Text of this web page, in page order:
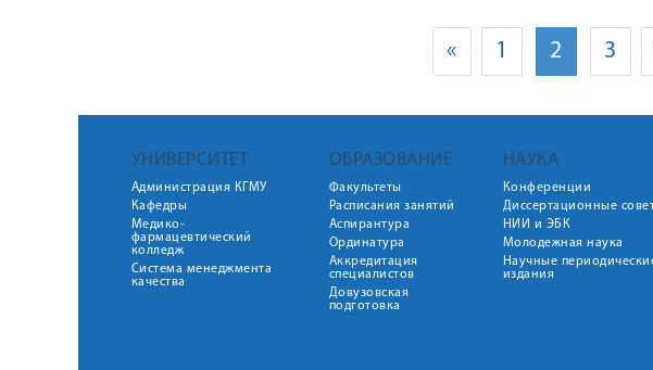
« 1 2 3
УНИВЕРСИТЕТ
Администрация КГМУ
Кафедры
Медико-
фармацевтический
колледж
Система менеджмента
качества
ОБРАЗОВАНИЕ
Факультеты
Расписания занятий
Аспирантура
Ординатура
Аккредитация
специалистов
Довузовская
подготовка
НАУКА
Конференции
Диссертационные
НИИ и ЭБК
Молодежная наука
Научные
издания